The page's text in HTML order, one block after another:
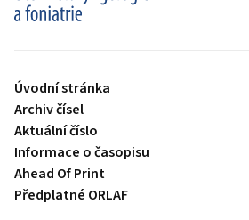
proLékaře.cz
Úvodní stránka
Archiv čísel
Aktuální číslo
Informace o časopisu
Ahead Of Print
Předplatné ORLAF